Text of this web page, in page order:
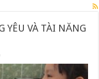
YÊU VÀ TÀI NĂNG